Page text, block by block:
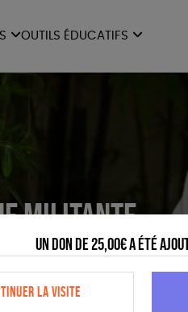
OUTILS ÉDUCATIFS
militante
une société plus
Un don de 25,00€ a été
LA VISITE